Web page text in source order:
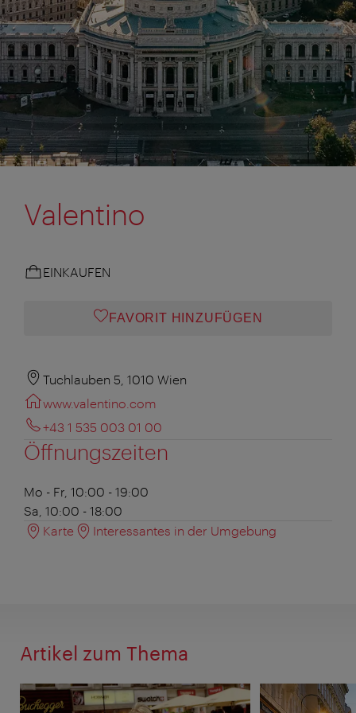
Valentino
EINKAUFEN
FAVORIT HINZUFÜGEN
Tuchlauben 5, 1010 Wien
www.valentino.com
+43 1 535 003 01 00
Öffnungszeiten
Mo - Fr, 10:00 - 19:00
Sa, 10:00 - 18:00
Karte
Interessantes in der Umgebung
Artikel zum Thema